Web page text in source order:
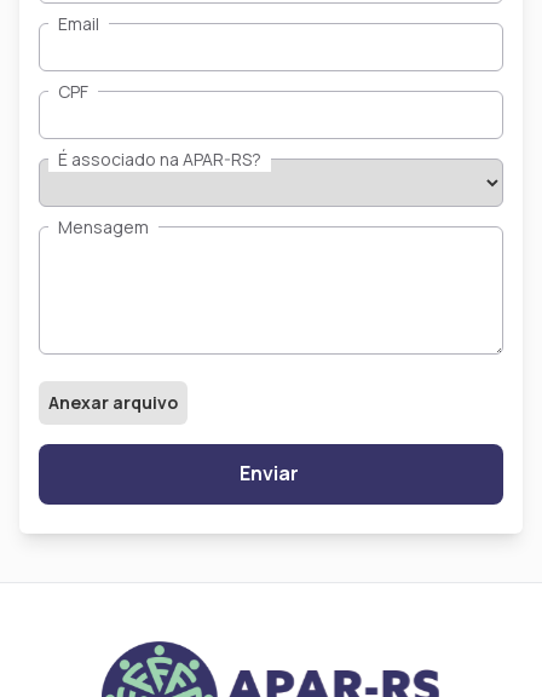
Email
CPF
É associado na APAR-RS?
Mensagem
Anexar arquivo
Enviar